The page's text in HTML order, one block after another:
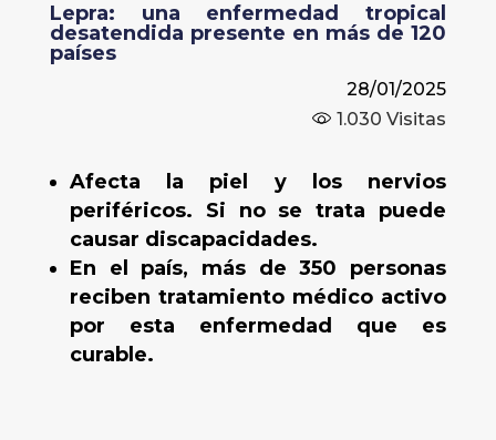
Lepra: una enfermedad tropical
desatendida presente en más de 120
países
28/01/2025
1.030 Visitas
Afecta la piel y los nervios
periféricos. Si no se trata puede
causar discapacidades.
En el país, más de 350 personas
reciben tratamiento médico activo
por esta enfermedad que es
curable.